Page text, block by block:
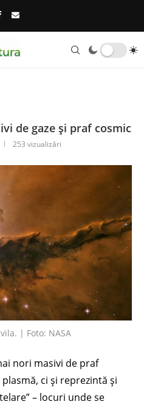
de gaze și praf cosmic
253 vizualizări
| Foto: NASA
nori masivi de praf
ci și reprezintă și
– locuri unde se